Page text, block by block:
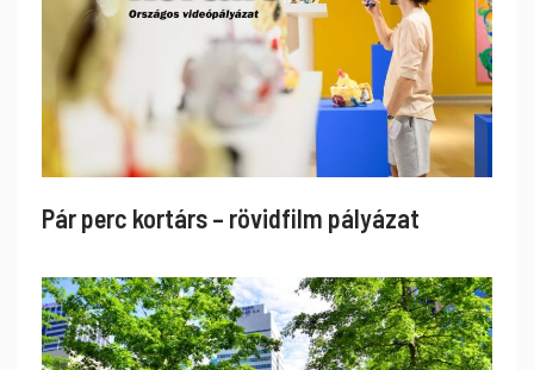
Pár perc kortárs – rövidfilm pályázat